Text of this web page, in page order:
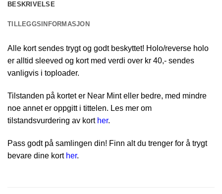
BESKRIVELSE
TILLEGGSINFORMASJON
Alle kort sendes trygt og godt beskyttet! Holo/reverse holo
er alltid sleeved og kort med verdi over kr 40,- sendes
vanligvis i toploader.
Tilstanden på kortet er Near Mint eller bedre, med mindre
noe annet er oppgitt i tittelen. Les mer om
tilstandsvurdering av kort her.
Pass godt på samlingen din! Finn alt du trenger for å trygt
bevare dine kort her.